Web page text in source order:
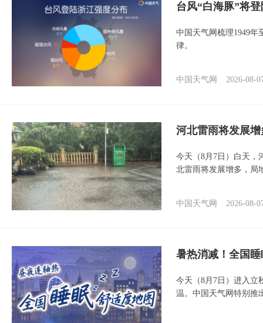
台风“白海豚”将
中国天气网梳理1949年
律。
中国天气网 2026-08-
河北雷雨将发展
今天（8月7日）白天，
北雷雨将发展增多，局
中国天气网 2026-08-
暑热消减！全国
今天（8月7日）进入立
温。中国天气网特别推